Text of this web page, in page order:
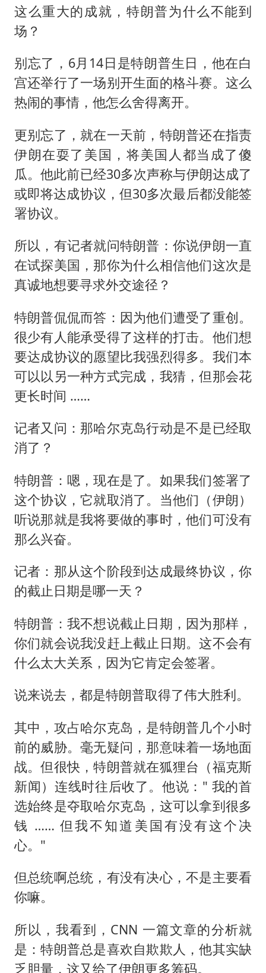
这么重大的成就，特朗普为什么不能到
场？
别忘了，6月14日是特朗普生日，他在白
宫还举行了一场别开生面的格斗赛。这么
热闹的事情，他怎么舍得离开。
更别忘了，就在一天前，特朗普还在指责
伊朗在耍了美国，将美国人都当成了傻
瓜。他此前已经30多次声称与伊朗达成了
或即将达成协议，但30多次最后都没能签
署协议。
所以，有记者就问特朗普：你说伊朗一直
在试探美国，那你为什么相信他们这次是
真诚地想要寻求外交途径？
特朗普侃侃而答：因为他们遭受了重创。
很少有人能承受得了这样的打击。他们想
要达成协议的愿望比我强烈得多。我们本
可以以另一种方式完成，我猜，但那会花
更长时间 ……
记者又问：那哈尔克岛行动是不是已经取
消了？
特朗普：嗯，现在是了。如果我们签署了
这个协议，它就取消了。当他们（伊朗）
听说那就是我将要做的事时，他们可没有
那么兴奋。
记者：那从这个阶段到达成最终协议，你
的截止日期是哪一天？
特朗普：我不想说截止日期，因为那样，
你们就会说我没赶上截止日期。这不会有
什么太大关系，因为它肯定会签署。
说来说去，都是特朗普取得了伟大胜利。
其中，攻占哈尔克岛，是特朗普几个小时
前的威胁。毫无疑问，那意味着一场地面
战。但很快，特朗普就在狐狸台（福克斯
新闻）连线时往后收了。他说：" 我的首
选始终是夺取哈尔克岛，这可以拿到很多
钱 …… 但我不知道美国有没有这个决
心。"
但总统啊总统，有没有决心，不是主要看
你嘛。
所以，我看到，CNN 一篇文章的分析就
是：特朗普总是喜欢自欺欺人，他其实缺
乏胆量，这又给了伊朗更多筹码。